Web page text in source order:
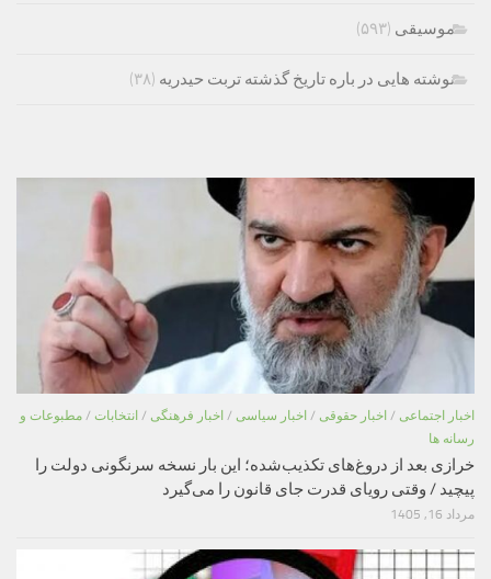
موسیقی (۵۹۳)
نوشته هایی در باره تاریخ گذشته تربت حیدریه (۳۸)
اخبار اجتماعی / اخبار حقوقی / اخبار سیاسی / اخبار فرهنگی / انتخابات / مطبوعات و
رسانه ها
خرازی بعد از دروغ‌های تکذیب‌شده؛ این بار نسخه سرنگونی دولت را
پیچید / وقتی رویای قدرت جای قانون را می‌گیرد
مرداد 16, 1405